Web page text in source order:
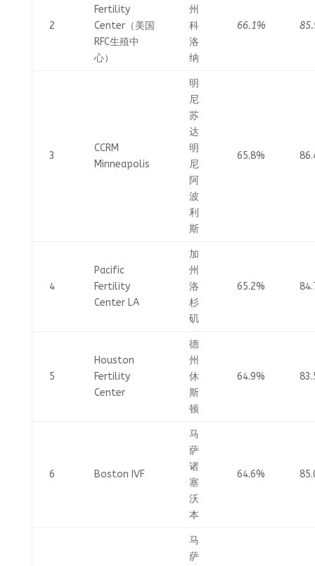
2
Fertility
Center（美国
RFC生殖中
心）
州
科
洛
纳
66.1%
3
CCRM
Minneapolis
明
尼
苏
达
明
尼
阿
波
利
斯
65.8%
4
Pacific
Fertility
Center LA
加
州
洛
杉
矶
65.2%
5
Houston
Fertility
Center
德
州
休
斯
顿
64.9%
6 Boston IVF
马
萨
诸
塞
沃
本
64.6%
马
萨